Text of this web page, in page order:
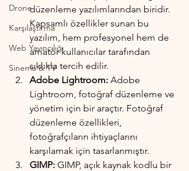
Drone
Karşılaştırma
Web Yayıncılığı
Sinema & TV
düzenleme yazılımlarından biridir.
Kapsamlı özellikler sunan bu
yazılım, hem profesyonel hem de
amatör kullanıcılar tarafından
sıklıkla tercih edilir.
Adobe Lightroom: Adobe
Lightroom, fotoğraf düzenleme ve
yönetim için bir araçtır. Fotoğraf
düzenleme özellikleri,
fotoğrafçıların ihtiyaçlarını
karşılamak için tasarlanmıştır.
GIMP: GIMP, açık kaynak kodlu bir